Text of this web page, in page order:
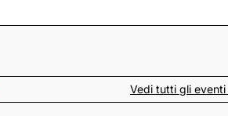
Vedi tutti gli eventi